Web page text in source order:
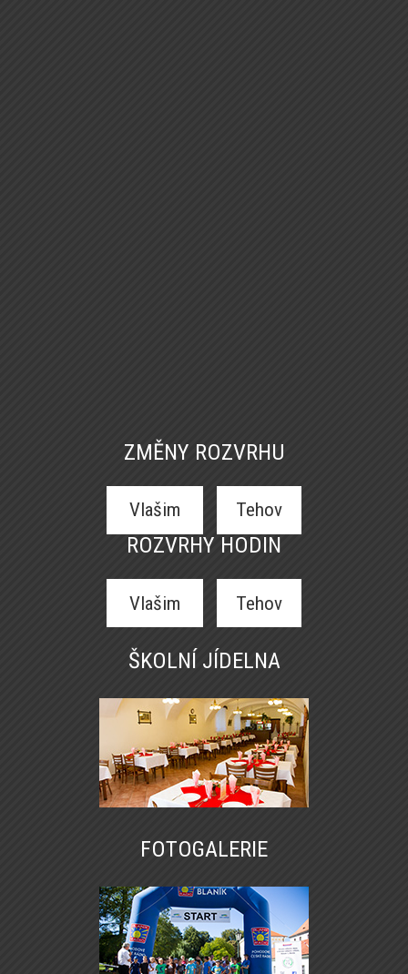
ZMĚNY ROZVRHU
Vlašim Tehov
ROZVRHY HODIN
Vlašim Tehov
ŠKOLNÍ JÍDELNA
FOTOGALERIE